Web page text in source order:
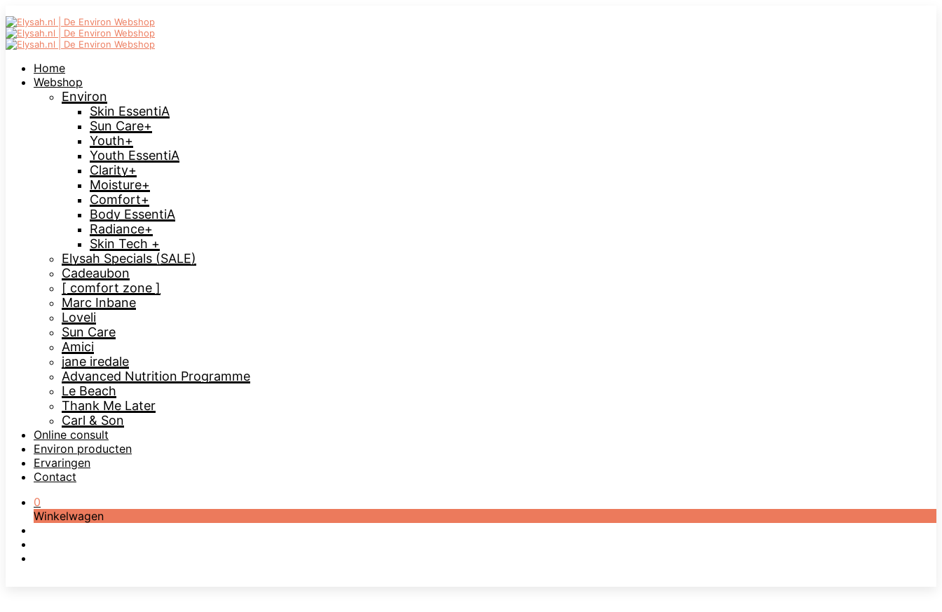
Home
Webshop
Environ
Skin EssentiA
Sun Care+
Youth+
Youth EssentiA
Clarity+
Moisture+
Comfort+
Body EssentiA
Radiance+
Skin Tech +
Elysah Specials (SALE)
Cadeaubon
[ comfort zone ]
Marc Inbane
Loveli
Sun Care
Amici
jane iredale
Advanced Nutrition Programme
Le Beach
Thank Me Later
Carl & Son
Online consult
Environ producten
Ervaringen
Contact
0
Winkelwagen